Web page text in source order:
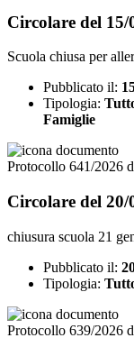
Circolare del 15/
Scuola chiusa per
Pubblicato il:
Tipologia:
Famiglie
Protocollo 641/2026
Circolare del 20/
chiusura scuola 21
Pubblicato il:
Tipologia:
Protocollo 639/2026